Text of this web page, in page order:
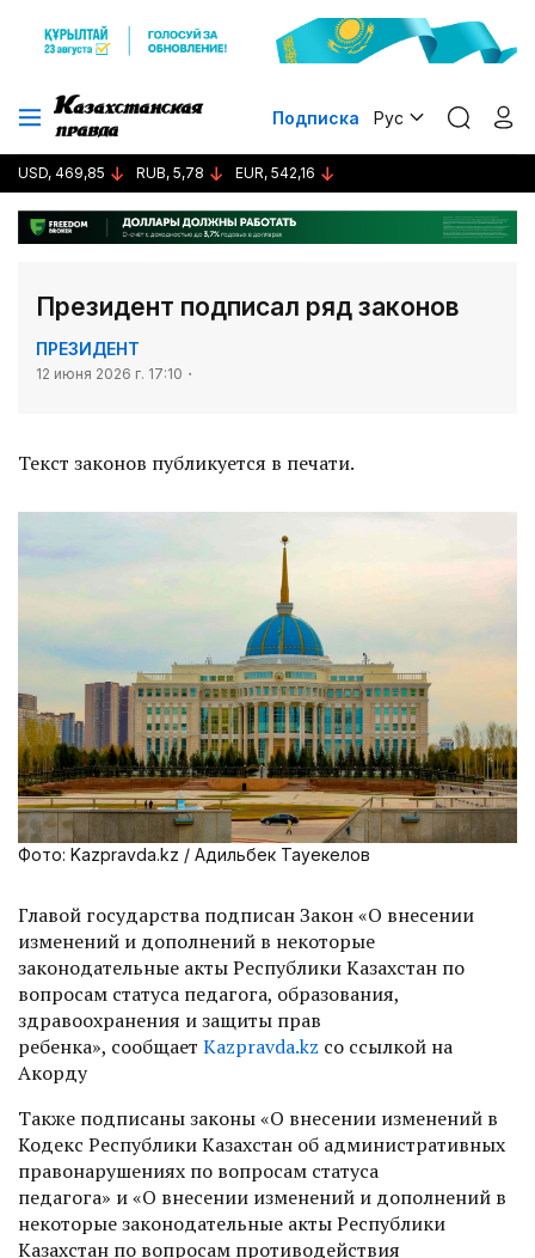
Подписка Рус
USD, 469,85 RUB, 5,78 EUR, 542,16
Президент подписал ряд законов
ПРЕЗИДЕНТ
12 июня 2026 г. 17:10
Текст законов публикуется в печати.
Фото: Kazpravda.kz / Адильбек Тауекелов
Главой государства подписан Закон «О внесении
изменений и дополнений в некоторые
законодательные акты Республики Казахстан по
вопросам статуса педагога, образования,
здравоохранения и защиты прав
ребенка», сообщает Kazpravda.kz со ссылкой на
Акорду
Также подписаны законы «О внесении изменений в
Кодекс Республики Казахстан об административных
правонарушениях по вопросам статуса
педагога» и «О внесении изменений и дополнений в
некоторые законодательные акты Республики
Казахстан по вопросам противодействия